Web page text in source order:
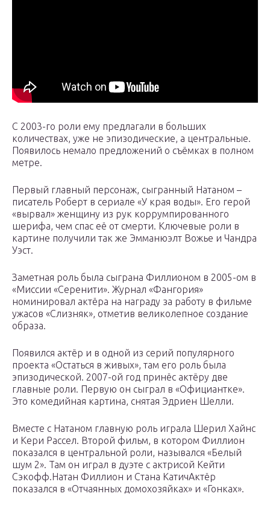
С 2003-го роли ему предлагали в больших
количествах, уже не эпизодические, а центральные.
Появилось немало предложений о съёмках в полном
метре.
Первый главный персонаж, сыгранный Натаном –
писатель Роберт в сериале «У края воды». Его герой
«вырвал» женщину из рук коррумпированного
шерифа, чем спас её от смерти. Ключевые роли в
картине получили так же Эмманюэлт Вожье и Чандра
Уэст.
Заметная роль была сыграна Филлионом в 2005-ом в
«Миссии «Серенити». Журнал «Фангория»
номинировал актёра на награду за работу в фильме
ужасов «Слизняк», отметив великолепное создание
образа.
Появился актёр и в одной из серий популярного
проекта «Остаться в живых», там его роль была
эпизодической. 2007-ой год принёс актёру две
главные роли. Первую он сыграл в «Официантке».
Это комедийная картина, снятая Эдриен Шелли.
Вместе с Натаном главную роль играла Шерил Хайнс
и Кери Рассел. Второй фильм, в котором Филлион
показался в центральной роли, назывался «Белый
шум 2». Там он играл в дуэте с актрисой Кейти
Сэкофф.Натан Филлион и Стана КатичАктёр
показался в «Отчаянных домохозяйках» и «Гонках».